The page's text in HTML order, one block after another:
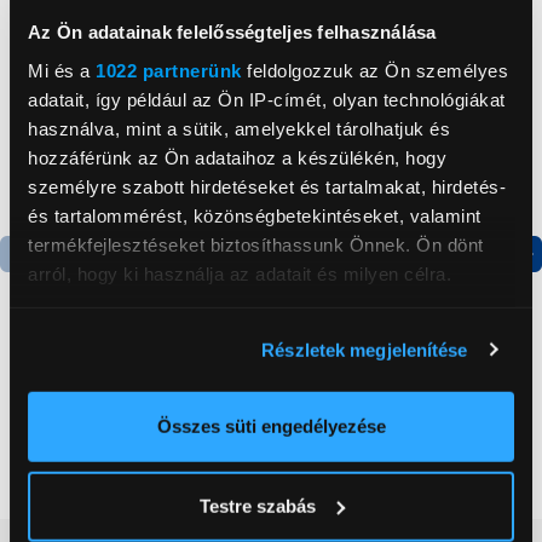
Az Ön adatainak felelősségteljes felhasználása
Mi és a 1022 partnerünk feldolgozzuk az Ön személyes
adatait, így például az Ön IP-címét, olyan technológiákat
használva, mint a sütik, amelyekkel tárolhatjuk és
hozzáférünk az Ön adataihoz a készülékén, hogy
személyre szabott hirdetéseket és tartalmakat, hirdetés-
és tartalommérést, közönségbetekintéseket, valamint
termékfejlesztéseket biztosíthassunk Önnek. Ön dönt
arról, hogy ki használja az adatait és milyen célra.
elhelyezkedéséről pár méteres pontossággal
Az Ön készülékén beazonosítása annak konkrét
módjairól és adja meg preferenciáit aRészletek
Részletek megjelenítése
Összes süti engedélyezése
Testre szabás
Termék adatlap
by side hűtőszekrény
Termék adatlap
Alulfagyasztós
kombinált hűtőszekrény